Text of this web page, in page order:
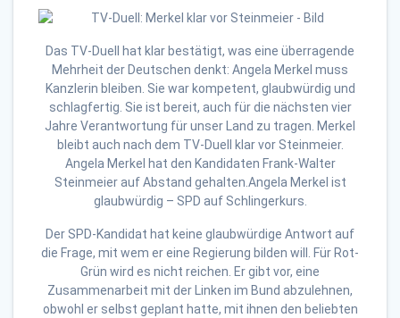
Das TV-Duell hat klar bestätigt, was eine überragende
Mehrheit der Deutschen denkt: Angela Merkel muss
Kanzlerin bleiben. Sie war kompetent, glaubwürdig und
schlagfertig. Sie ist bereit, auch für die nächsten vier
Jahre Verantwortung für unser Land zu tragen. Merkel
bleibt auch nach dem TV-Duell klar vor Steinmeier.
Angela Merkel hat den Kandidaten Frank-Walter
Steinmeier auf Abstand gehalten.Angela Merkel ist
glaubwürdig – SPD auf Schlingerkurs.
Der SPD-Kandidat hat keine glaubwürdige Antwort auf
die Frage, mit wem er eine Regierung bilden will. Für Rot-
Grün wird es nicht reichen. Er gibt vor, eine
Zusammenarbeit mit der Linken im Bund abzulehnen,
obwohl er selbst geplant hatte, mit ihnen den beliebten